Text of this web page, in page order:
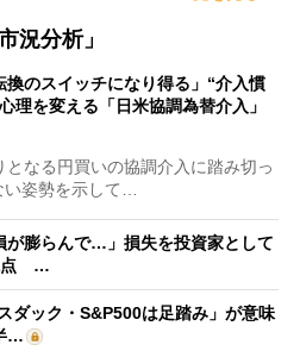
況分析」
換のスイッチになり得る」“介入慣
理を変える「日米協調為替介入」
なる円買いの協調介入に踏み切っ
姿勢を示して…
が膨らんで…」損失を投資家として
点 …
ダック・S&P500は足踏み」が意味
…